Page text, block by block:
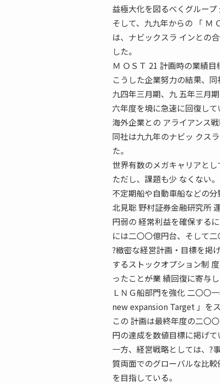
益極大化を図るべくグルー
そして、九九年からの 「 Ｍ
は、ナビックスラ インとの
した。
Ｍ ＯＳＴ 21 計画時の業績
こうした企業努力の結果、
九四年三月期、九 五年三月
六年度を境に急速に回復して
海外企業との アライアンス
同社は九九年のナビッ クス
た。
世界有数のメガキャリアとし
ただし、課題も少 なくない。
不定期船や自動車船などの
北見聡 野村証券金融研究所
円弱の 経常利益を確保する
には二〇〇億円台、そして
?緻密な経営計画・目標を掲
するストックオプション制
ったこと――が業 績回復に寄与し
ＬＮＧ船部門を強化 二〇〇
new expansion Target 」を
この 計画は最終年度の二〇
円の達成を数値目標に掲げて
一方、経営戦略としては、?
質両面でのグローバルな比較
を目指している。